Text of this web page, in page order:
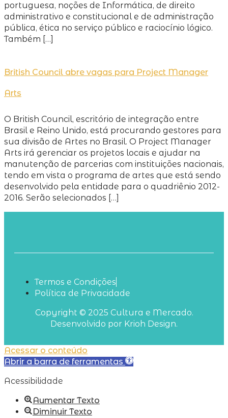
portuguesa, noções de Informática, de direito
administrativo e constitucional e de administração
pública, ética no serviço público e raciocínio lógico.
Também […]
British Council abre vagas para Project Manager
Arts
O British Council, escritório de integração entre
Brasil e Reino Unido, está procurando gestores para
sua divisão de Artes no Brasil. O Project Manager
Arts irá gerenciar os projetos locais e ajudar na
manutenção de parcerias com instituições nacionais,
tendo em vista o programa de artes que está sendo
desenvolvido pela entidade para o quadriênio 2012-
2016. Serão selecionados […]
Copyright © 2025 Cultura e Mercado.
Desenvolvido por Krioh Design.
Termos e Condições
Política de Privacidade
Acessar o conteúdo
Abrir a barra de ferramentas
Acessibilidade
Aumentar Texto
Diminuir Texto